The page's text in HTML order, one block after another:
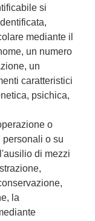
si
mediante il
un numero
un
caratteristici
psichica,
o
o su
di mezzi
la